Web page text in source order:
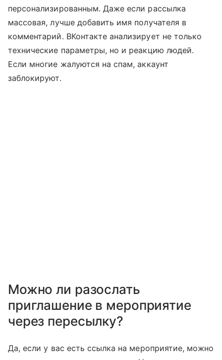
персонализированным. Даже если рассылка
массовая, лучше добавить имя получателя в
комментарий. ВКонтакте анализирует не только
технические параметры, но и реакцию людей.
Если многие жалуются на спам, аккаунт
заблокируют.
Можно ли разослать
приглашение в мероприятие
через пересылку?
Да, если у вас есть ссылка на мероприятие, можно